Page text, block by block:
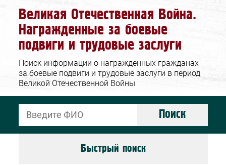
Великая Отечественная Война.
Награжденные за боевые
подвиги и трудовые заслуги
Поиск информации о награжденных гражданах
за боевые подвиги и трудовые заслуги в период
Великой Отечественной Войны
Поиск
Быстрый поиск